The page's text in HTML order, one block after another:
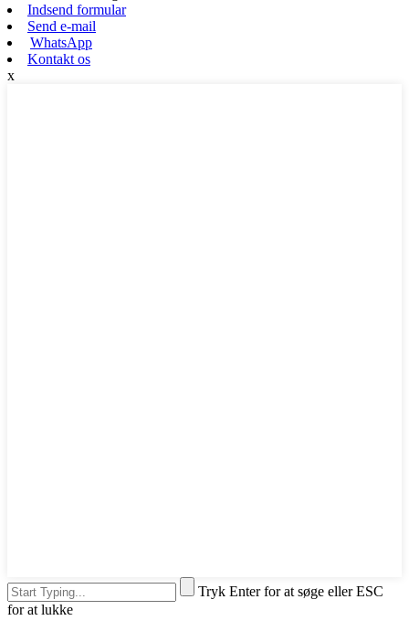
Indsend formular
Send e-mail
WhatsApp
Kontakt os
x
Tryk Enter for at søge eller ESC
for at lukke